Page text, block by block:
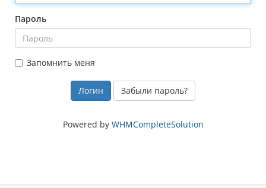
Пароль
Запомнить меня
Забыли пароль?
Powered by WHMCompleteSolution